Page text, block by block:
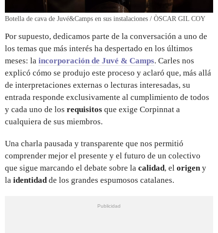
Botella de cava de Juvé&Camps en sus instalaciones / ÒSCAR GIL COY
Por supuesto, dedicamos parte de la conversación a uno de
los temas que más interés ha despertado en los últimos
meses: la incorporación de Juvé & Camps. Carles nos
explicó cómo se produjo este proceso y aclaró que, más allá
de interpretaciones externas o lecturas interesadas, su
entrada responde exclusivamente al cumplimiento de todos
y cada uno de los requisitos que exige Corpinnat a
cualquiera de sus miembros.
Una charla pausada y transparente que nos permitió
comprender mejor el presente y el futuro de un colectivo
que sigue marcando el debate sobre la calidad, el origeny
la identidadde los grandes espumosos catalanes.